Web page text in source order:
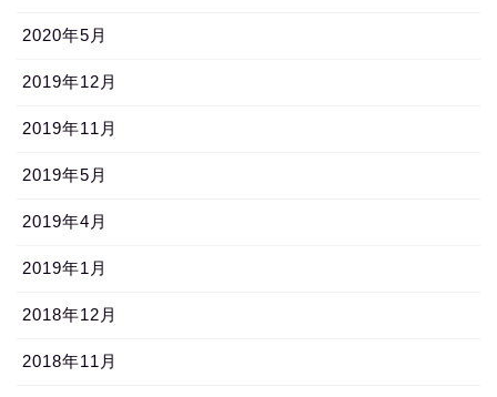
2020年5月
2019年12月
2019年11月
2019年5月
2019年4月
2019年1月
2018年12月
2018年11月